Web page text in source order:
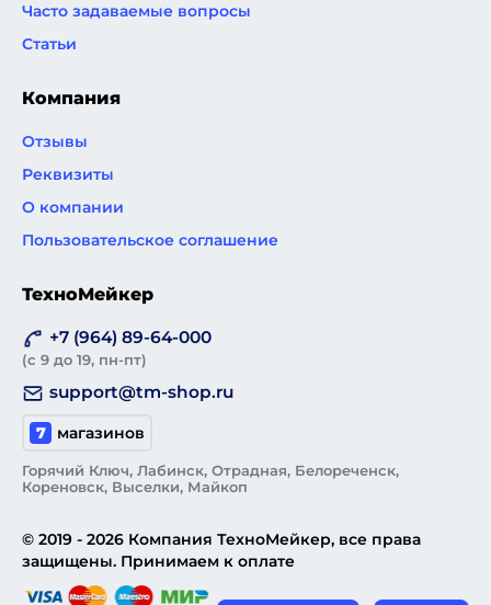
Часто задаваемые вопросы
Статьи
Компания
Отзывы
Реквизиты
О компании
Пользовательское соглашение
ТехноМейкер
+7 (964) 89-64-000
(с 9 до 19, пн-пт)
support@tm-shop.ru
7 магазинов
Горячий Ключ, Лабинск, Отрадная, Белореченск,
Кореновск, Выселки, Майкоп
© 2019 - 2026 Компания ТехноМейкер, все права
защищены. Принимаем к оплате